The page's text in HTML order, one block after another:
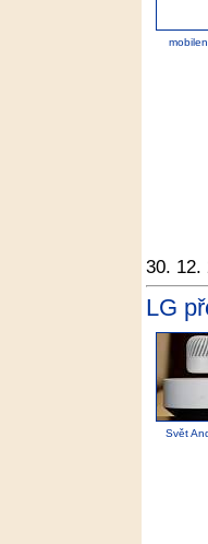
30. 12.
LG
Svět